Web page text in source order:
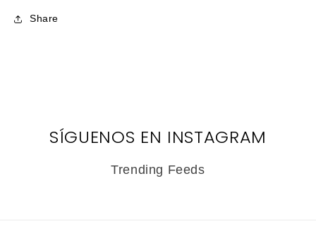
Share
SÍGUENOS EN INSTAGRAM
Trending Feeds